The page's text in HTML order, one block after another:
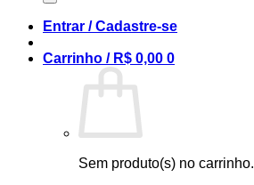
Entrar / Cadastre-se
Carrinho / R$ 0,00 0
Sem produto(s) no carrinho.